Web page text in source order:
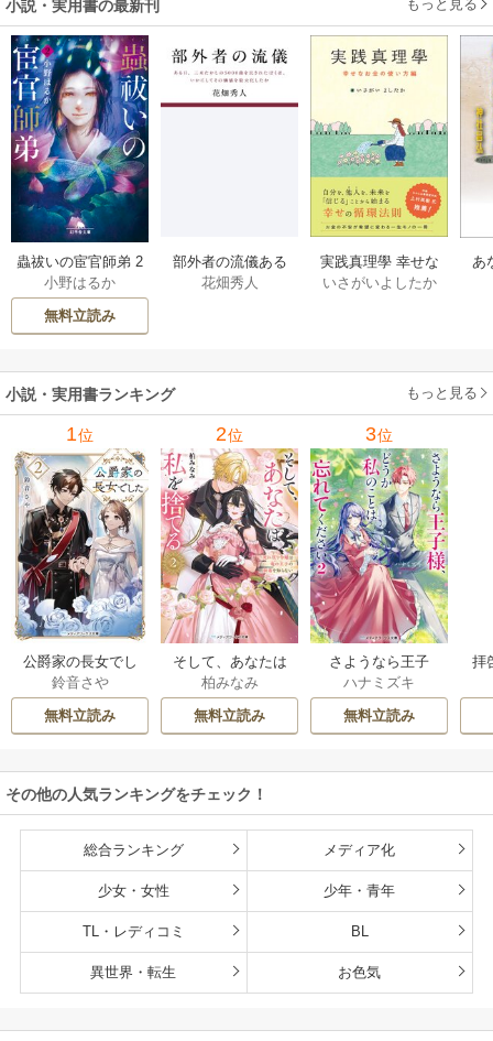
小説・実用書の最新刊 もっと見る
蟲祓いの宦官師弟 2
巻
小野はるか
無料立読み
部外者の流儀ある
日、三木たかしの5
したか 1巻
花畑秀人
実践真理學 幸せな
お金の使い方編 1巻
いさがいよしたか
あ
小説・実用書ランキング もっと見る
1位
公爵家の長女でし
た
鈴音さや
無料立読み
2位
そして、あなたは
私を捨てる
柏みなみ
無料立読み
3位
さようなら王子
様、どうか私のこ
とは忘れてくださ
い
ハナミズキ
無料立読み
拝
その他の人気ランキングをチェック！
総合ランキング メディア化
少女・女性 少年・青年
TL・レディコミ BL
異世界・転生 お色気